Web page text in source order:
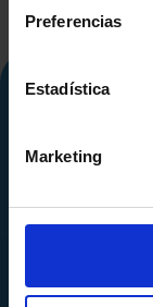
Preferencias
Estadística
Marketing